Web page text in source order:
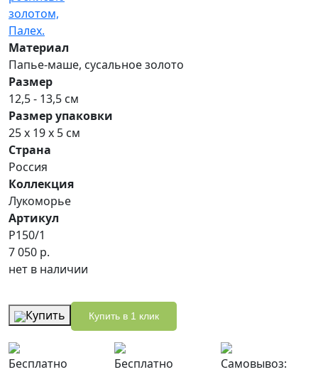
Материал
Папье-маше, сусальное золото
Размер
12,5 - 13,5 см
Размер упаковки
25 х 19 х 5 см
Страна
Россия
Коллекция
Лукоморье
Артикул
P150/1
7 050 р.
нет в наличии
Купить Купить в 1 клик
Бесплатно
Бесплатно
Самовывоз: